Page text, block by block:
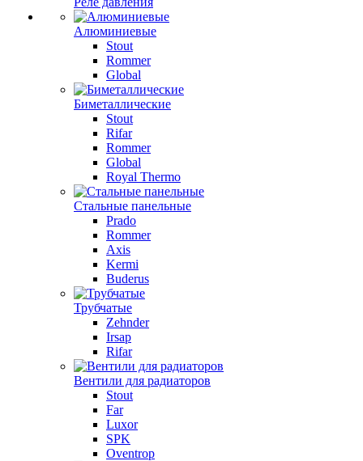
Алюминиевые
Stout
Rommer
Global
Биметаллические
Stout
Rifar
Rommer
Global
Royal Thermo
Стальные панельные
Prado
Rommer
Axis
Kermi
Buderus
Трубчатые
Zehnder
Irsap
Rifar
Вентили для радиаторов
Stout
Far
Luxor
SPK
Oventrop